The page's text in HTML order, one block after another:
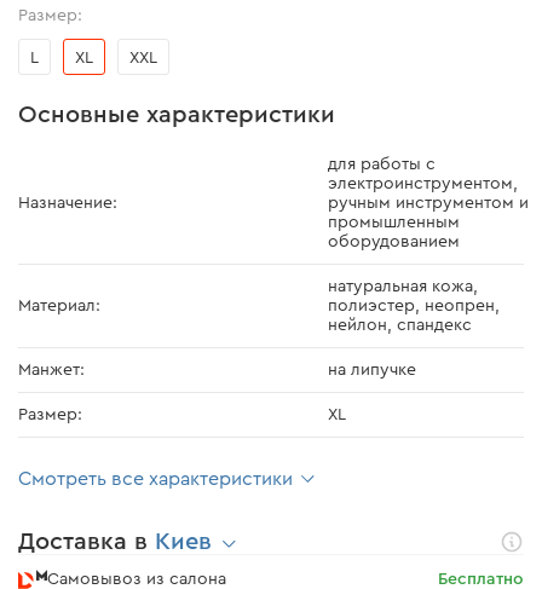
Размер:
L XL XXL
Основные характеристики
Назначение:
для работы с
электроинструментом,
ручным инструментом и
промышленным
оборудованием
Материал:
натуральная кожа,
полиэстер, неопрен,
нейлон, спандекс
Манжет: на липучке
Размер: XL
Смотреть все характеристики
Доставка в Киев
Самовывоз из салона
Бесплатно